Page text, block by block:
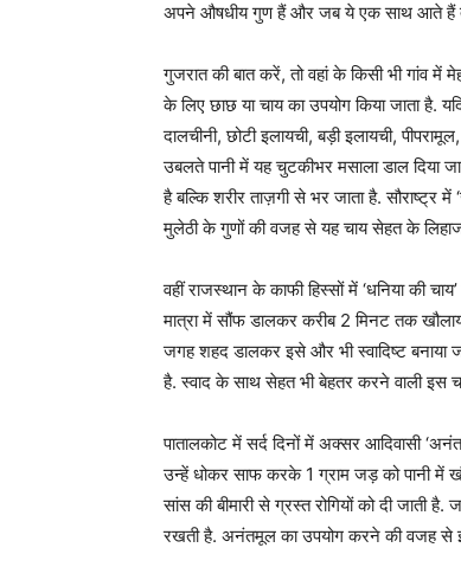
अपने औषधीय गुण हैं और जब ये एक साथ आते हैं
गुजरात की बात करें, तो वहां के किसी भी गांव में
के लिए छाछ या चाय का उपयोग किया जाता है.
दालचीनी, छोटी इलायची, बड़ी इलायची,
उबलते पानी में यह चुटकीभर मसाला डाल दिया
है बल्कि शरीर ताज़गी से भर जाता है. सौराष्ट्र
मुलेठी के गुणों की वजह से यह चाय सेहत के लिहाज
वहीं राजस्थान के काफी हिस्सों में ‘धनिया की
मात्रा में सौंफ डालकर करीब 2 मिनट तक
जगह शहद डालकर इसे और भी स्वादिष्ट
है. स्वाद के साथ सेहत भी बेहतर करने वाली इस
पातालकोट में सर्द दिनों में अक्सर आदिवासी
उन्हें धोकर साफ करके 1 ग्राम जड़ को पानी में
सांस की बीमारी से ग्रस्त रोगियों को दी जाती
रखती है. अनंतमूल का उपयोग करने की वजह से